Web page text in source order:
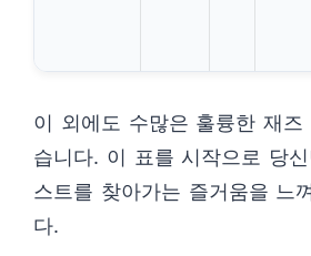
이 외에도 수많은 훌륭한 재즈
습니다. 이 표를 시작으로 당신
스트를 찾아가는 즐거움을 느
다.